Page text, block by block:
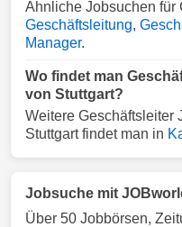
Ähnliche Jobsuchen für
Geschäftsleitung,
Manager.
Wo findet man
von Stuttgart?
Weitere Geschäftsleiter
Stuttgart findet man in
Jobsuche mit
Über 50 Jobbörsen,